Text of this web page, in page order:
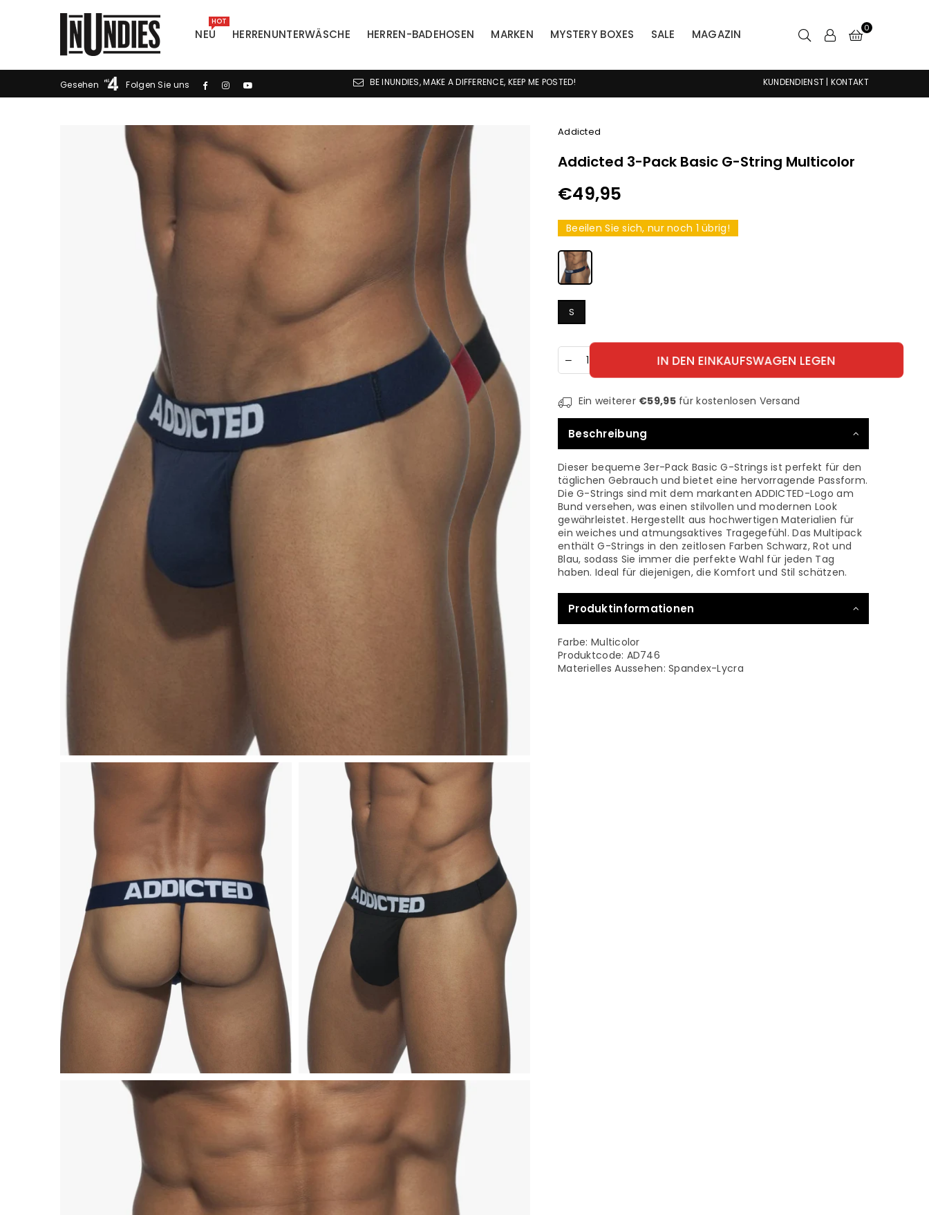
INUNDIES
NEU
HOT
HERRENUNTERWÄSCHE HERREN-BADEHOSEN MARKEN MYSTERY BOXES SALE MAGAZIN 0
Gesehen Folgen Sie uns BE INUNDIES, MAKE A DIFFERENCE, KEEP ME POSTED! KUNDENDIENST | KONTAKT
Addicted
Addicted 3-Pack Basic G-String Multicolor
Normaler
€49,95
Beeilen Sie sich, nur noch 1 übrig!
S
Menge
IN DEN EINKAUFSWAGEN LEGEN
Ein weiterer €59,95für kostenlosen Versand
Beschreibung
Dieser bequeme 3er-Pack Basic G-Strings ist perfekt für den
täglichen Gebrauch und bietet eine hervorragende Passform.
Die G-Strings sind mit dem markanten ADDICTED-Logo am
Bund versehen, was einen stilvollen und modernen Look
gewährleistet. Hergestellt aus hochwertigen Materialien für
ein weiches und atmungsaktives Tragegefühl. Das Multipack
enthält G-Strings in den zeitlosen Farben Schwarz, Rot und
Blau, sodass Sie immer die perfekte Wahl für jeden Tag
haben. Ideal für diejenigen, die Komfort und Stil schätzen.
Produktinformationen
Farbe: Multicolor
Produktcode: AD746
Materielles Aussehen:Spandex-Lycra